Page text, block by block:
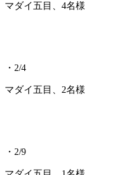
マダイ五目、4名様
・2/4
マダイ五目、2名様
・2/9